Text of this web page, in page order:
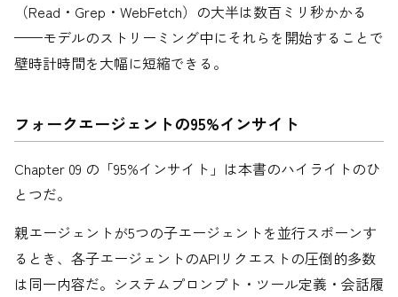
（Read・Grep・WebFetch）の大半は数百ミリ秒かかる
——モデルのストリーミング中にそれらを開始することで
壁時計時間を大幅に短縮できる。
フォークエージェントの95%インサイト
Chapter 09 の「95%インサイト」は本書のハイライトのひ
とつだ。
親エージェントが5つの子エージェントを並行スポーンす
るとき、各子エージェントのAPIリクエストの圧倒的多数
は同一内容だ。システムプロンプト・ツール定義・会話履